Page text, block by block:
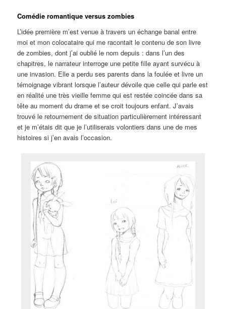
Comédie romantique versus zombies
L’idée première m’est venue à travers un échange banal entre
moi et mon colocataire qui me racontait le contenu de son livre
de zombies, dont j’ai oublié le nom depuis : dans l’un des
chapitres, le narrateur interroge une petite fille ayant survécu à
une invasion. Elle a perdu ses parents dans la foulée et livre un
témoignage vibrant lorsque l’auteur dévoile que celle qui parle est
en réalité une très vieille femme qui est restée coincée dans sa
tête au moment du drame et se croit toujours enfant. J’avais
trouvé le retournement de situation particulièrement intéressant
et je m’étais dit que je l’utiliserais volontiers dans une de mes
histoires si j’en avais l’occasion.